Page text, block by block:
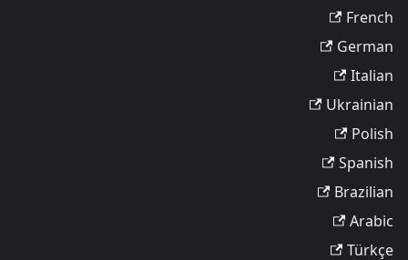
French
German
Italian
Ukrainian
Polish
Spanish
Brazilian
Arabic
Türkçe